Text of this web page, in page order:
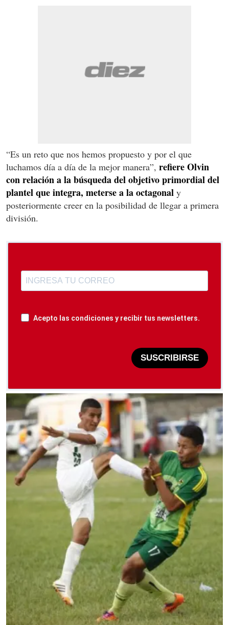
“Es un reto que nos hemos propuesto y por el que
luchamos día a día de la mejor manera”, refiere Olvin
con relación a la búsqueda del objetivo primordial del
plantel que integra, meterse a la octagonal y
posteriormente creer en la posibilidad de llegar a primera
división.
Acepto las condiciones y recibir tus newsletters.
SUSCRIBIRSE